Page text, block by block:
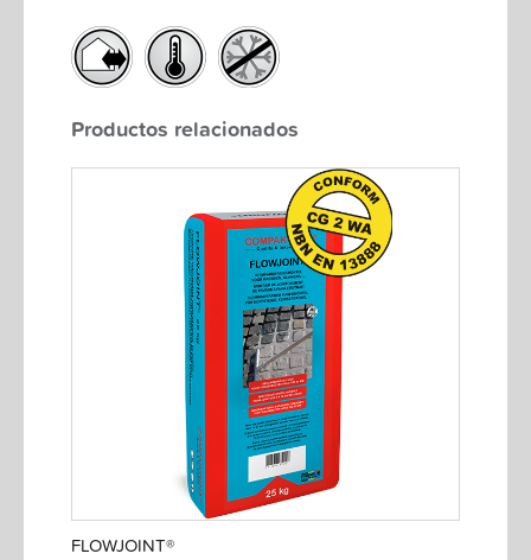
Productos relacionados
FLOWJOINT®